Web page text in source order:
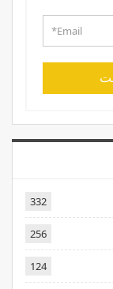
332
256
124